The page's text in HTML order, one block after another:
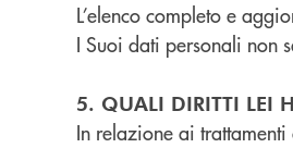
L’elenco completo e
I Suoi dati personali non
5. QUALI DIRITTI LEI
In relazione ai